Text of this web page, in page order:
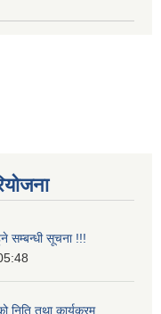
सम्बन्धी सूचना !!!
निति तथा कार्यक्रम